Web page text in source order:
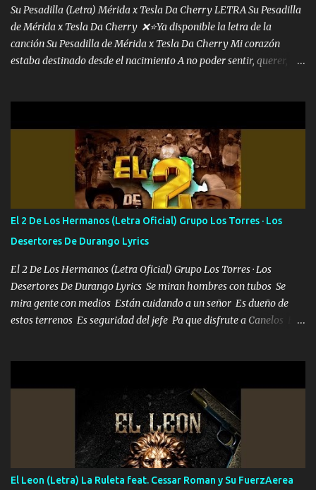
las risas las que me miran hay gente corriente no quieren ve...
Su Pesadilla (Letra) Mérida x Tesla Da Cherry LETRA Su Pesadilla
de Mérida x Tesla Da Cherry ❌⭐Ya disponible la letra de la
canción Su Pesadilla de Mérida x Tesla Da Cherry Mi corazón
estaba destinado desde el nacimiento A no poder sentir, querer,
algunas que no lo entiendan Porque ahora soy su pesadilla, lo sé
Soy yo la octava maravilla, no lo niegues Tengo de rodillas a otras
cien Y por más que quieran no me detienen Soy yo la mente que
más brilla, lo ves Pa' mi la vida es tan sencilla No lo entenderías en
tu vida, y está bien Porque lo que tengo nadie lo tiene Una me está
escribiendo y la otra me va a llamar Quiere que vaya a verla y que
la invite a cenar Otras más me están pidiendo que las saque a
bailar Pero es que tengo un par de conciertos más que llenar Se
mueven solo por el interés P...
El 2 De Los Hermanos (Letra Oficial) Grupo Los Torres · Los
Desertores De Durango Lyrics
El 2 De Los Hermanos (Letra Oficial) Grupo Los Torres · Los
Desertores De Durango Lyrics Se miran hombres con tubos Se
mira gente con medios Están cuidando a un señor Es dueño de
estos terrenos Es seguridad del jefe Pa que disfrute a Canelos Es
ni tampoco las mujeres porque es platica de grandes por eso hay
que estar alegres doy las instrucciones para atender los deberes
Música Si es que salta algún problema de confianza tengo gente
ahí está el Hombre Cuarenta y también Pariente 7 arreglan
cualquier problema no más es cuestión que ordené NOS HACE
FALTA UN HERMANO DE CLAVE ERA EL 24 SIEMPRE FUE UN
El Leon (Letra) La Ruleta feat. Cessar Roman y Su FuerzAerea